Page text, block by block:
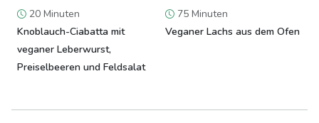
20 Minuten
Knoblauch-Ciabatta mit
veganer Leberwurst,
Preiselbeeren und Feldsalat
75 Minuten
Veganer Lachs aus dem Ofen